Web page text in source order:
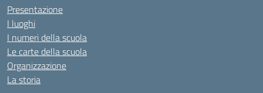
Presentazione
I luoghi
I numeri della scuola
Le carte della scuola
Organizzazione
La storia